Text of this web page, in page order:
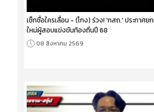
เช็กชื่อใครเลื่อน - (โกง) ร่วง! 'กสถ.' ประกาศ
ใหม่ผู้สอบแข่งขันท้องถิ่นปี 68
08 สิงหาคม 2569